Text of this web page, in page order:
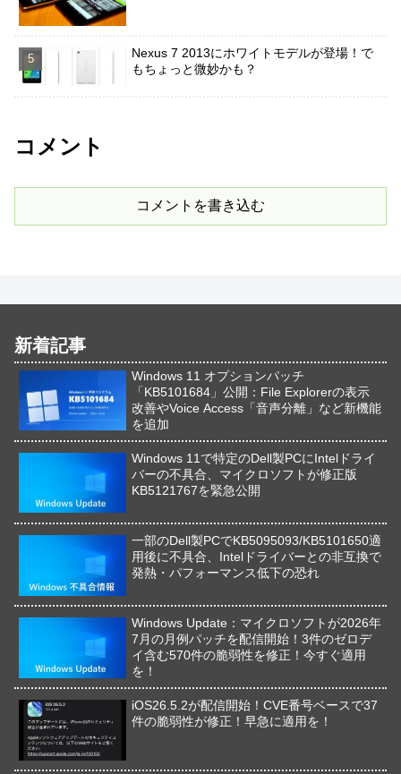
Nexus 7 2013にホワイトモデルが登場！で
もちょっと微妙かも？
コメント
コメントを書き込む
新着記事
Windows 11 オプションパッチ
「KB5101684」公開：File Explorerの表示
改善やVoice Access「音声分離」など新機能
を追加
Windows 11で特定のDell製PCにIntelドライ
バーの不具合、マイクロソフトが修正版
KB5121767を緊急公開
一部のDell製PCでKB5095093/KB5101650適
用後に不具合、Intelドライバーとの非互換で
発熱・パフォーマンス低下の恐れ
Windows Update：マイクロソフトが2026年
7月の月例パッチを配信開始！3件のゼロデ
イ含む570件の脆弱性を修正！今すぐ適用
を！
iOS26.5.2が配信開始！CVE番号ベースで37
件の脆弱性が修正！早急に適用を！